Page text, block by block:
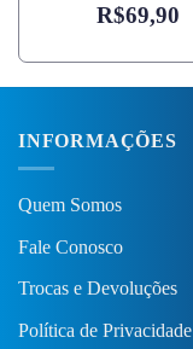
R$69,90
INFORMAÇÕES
Quem Somos
Fale Conosco
Trocas e Devoluções
Política de Privacidade